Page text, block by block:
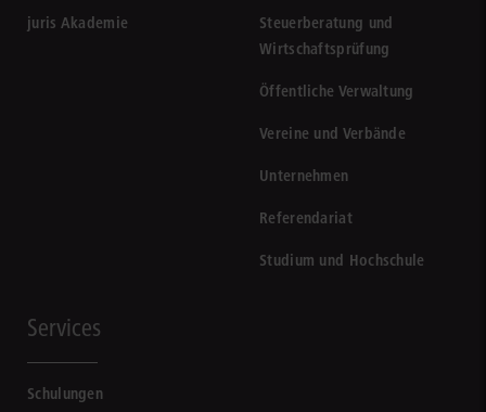
juris Akademie
Steuerberatung und
Wirtschaftsprüfung
Öffentliche Verwaltung
Vereine und Verbände
Unternehmen
Referendariat
Studium und Hochschule
Services
Schulungen